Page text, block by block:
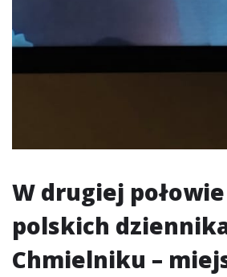
W drugiej
polskich
Chmielniku –